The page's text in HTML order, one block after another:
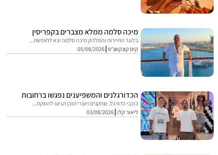
מיכה סלמה ממלא מצברים בקפריסין
בלוגר התיירות והמלהק מיכה סלמה יצא לחופשת...
קים קונקשנ'ס 05/08/2026
הכדורגלנים והמשפיענים נפגשו ברחובות
כוכבי כדורגל, שחקנים ויוצרי תוכן הגיעו להשקת...
ליאור קלו 03/08/2026